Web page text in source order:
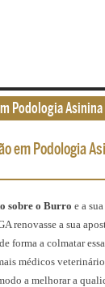
em Podologia
sobre o Burro e a
renovasse a sua
forma a colmatar
médicos
a melhorar a
Podologia Asinina